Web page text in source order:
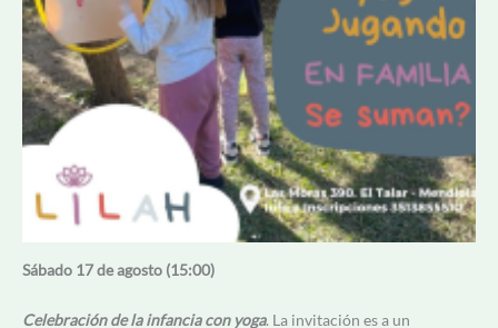
Sábado 17 de agosto (15:00)
Celebración de la infancia con yoga. La invitación es a un